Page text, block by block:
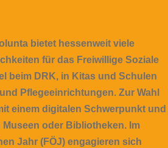
bietet hessenweit viele
für das Freiwillige Soziale
beim DRK, in Kitas und Schulen
Pflegeeinrichtungen. Zur Wahl
einem digitalen Schwerpunkt und
oder Bibliotheken. Im
Jahr (FÖJ) engagieren sich